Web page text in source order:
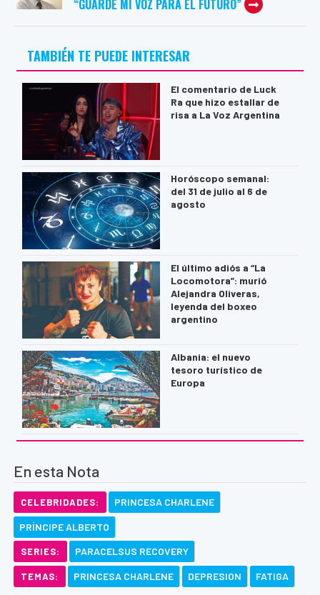
“GUARDÉ MI VOZ PARA EL FUTURO”
TAMBIÉN TE PUEDE INTERESAR
El comentario de Luck
Ra que hizo estallar de
risa a La Voz Argentina
Horóscopo semanal:
del 31 de julio al 6 de
agosto
El último adiós a “La
Locomotora”: murió
Alejandra Oliveras,
leyenda del boxeo
argentino
Albania: el nuevo
tesoro turístico de
Europa
En esta Nota
CELEBRIDADES: PRINCESA CHARLENE
PRÍNCIPE ALBERTO
SERIES: PARACELSUS RECOVERY
TEMAS: PRINCESA CHARLENE DEPRESION FATIGA